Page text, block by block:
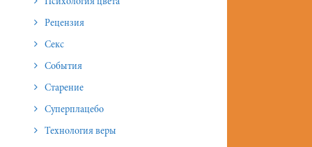
Психология цвета
Рецензия
Секс
События
Старение
Суперплацебо
Технология веры